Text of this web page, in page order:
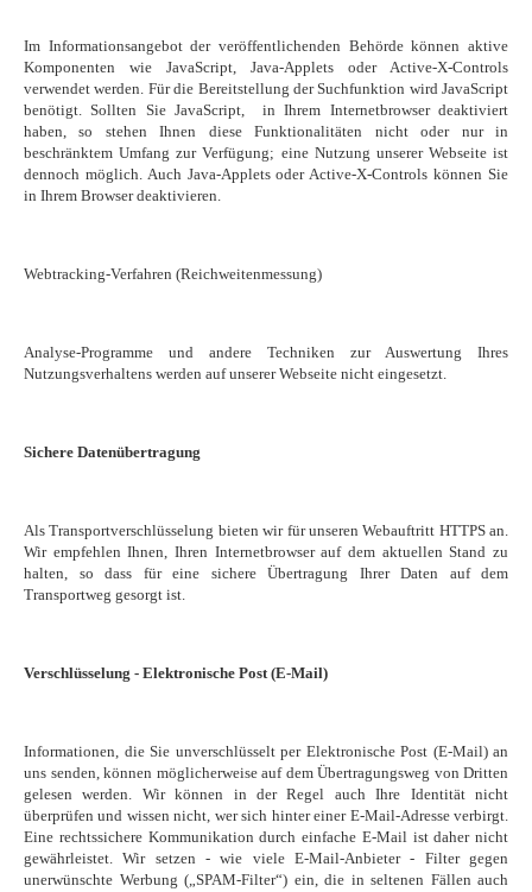
Im Informationsangebot der veröffentlichenden Behörde können aktive
Komponenten wie JavaScript, Java-Applets oder Active-X-Controls
verwendet werden. Für die Bereitstellung der Suchfunktion wird JavaScript
benötigt. Sollten Sie JavaScript, in Ihrem Internetbrowser deaktiviert
haben, so stehen Ihnen diese Funktionalitäten nicht oder nur in
beschränktem Umfang zur Verfügung; eine Nutzung unserer Webseite ist
dennoch möglich. Auch Java-Applets oder Active-X-Controls können Sie
in Ihrem Browser deaktivieren.
Webtracking-Verfahren (Reichweitenmessung)
Analyse-Programme und andere Techniken zur Auswertung Ihres
Nutzungsverhaltens werden auf unserer Webseite nicht eingesetzt.
Sichere Datenübertragung
Als Transportverschlüsselung bieten wir für unseren Webauftritt HTTPS an.
Wir empfehlen Ihnen, Ihren Internetbrowser auf dem aktuellen Stand zu
halten, so dass für eine sichere Übertragung Ihrer Daten auf dem
Transportweg gesorgt ist.
Verschlüsselung - Elektronische Post (E-Mail)
Informationen, die Sie unverschlüsselt per Elektronische Post (E-Mail) an
uns senden, können möglicherweise auf dem Übertragungsweg von Dritten
gelesen werden. Wir können in der Regel auch Ihre Identität nicht
überprüfen und wissen nicht, wer sich hinter einer E-Mail-Adresse verbirgt.
Eine rechtssichere Kommunikation durch einfache E-Mail ist daher nicht
gewährleistet. Wir setzen - wie viele E-Mail-Anbieter - Filter gegen
unerwünschte Werbung („SPAM-Filter“) ein, die in seltenen Fällen auch